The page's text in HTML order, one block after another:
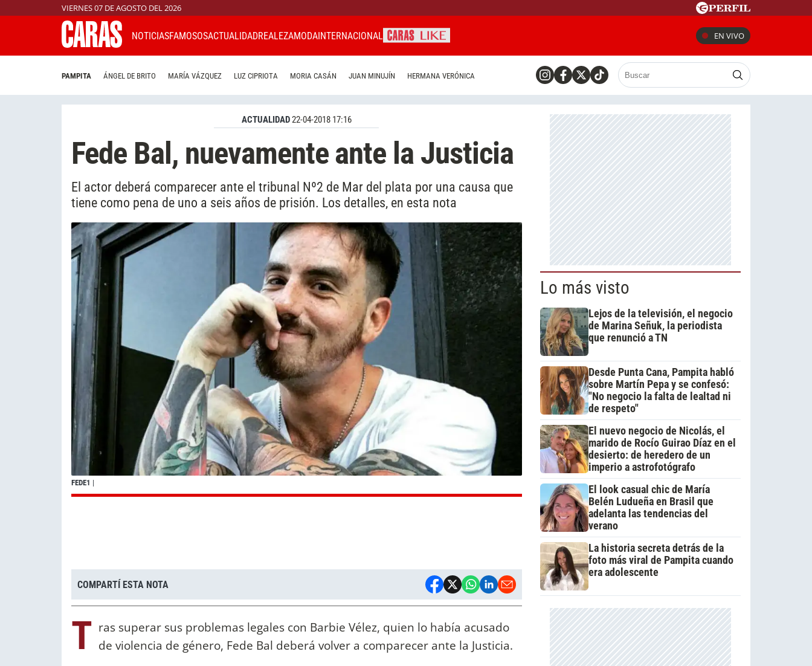
VIERNES 07 DE AGOSTO DEL 2026
NOTICIASFAMOSOSACTUALIDADREALEZAMODAINTERNACIONAL EN VIVO
PAMPITA ÁNGEL DE BRITO MARÍA VÁZQUEZ LUZ CIPRIOTA MORIA CASÁN JUAN MINUJÍN HERMANA VERÓNICA
ACTUALIDAD22-04-2018 17:16
Fede Bal, nuevamente ante la Justicia
El actor deberá comparecer ante el tribunal Nº2 de Mar del plata por una causa que
tiene como pena de uno a seis años de prisión. Los detalles, en esta nota
FEDE1 |
COMPARTÍ ESTA NOTA
T ras superar sus problemas legales con Barbie Vélez, quien lo había acusado
de violencia de género, Fede Bal deberá volver a comparecer ante la Justicia.
Lo más visto
Lejos de la televisión, el negocio
de Marina Señuk, la periodista
que renunció a TN
Desde Punta Cana, Pampita habló
sobre Martín Pepa y se confesó:
"No negocio la falta de lealtad ni
de respeto"
El nuevo negocio de Nicolás, el
marido de Rocío Guirao Díaz en el
desierto: de heredero de un
imperio a astrofotógrafo
El look casual chic de María
Belén Ludueña en Brasil que
adelanta las tendencias del
verano
La historia secreta detrás de la
foto más viral de Pampita cuando
era adolescente